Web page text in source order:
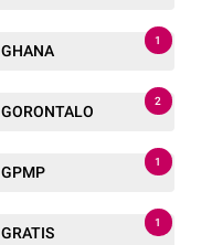
GHANA
1
GORONTALO
2
GPMP
1
GRATIS
1